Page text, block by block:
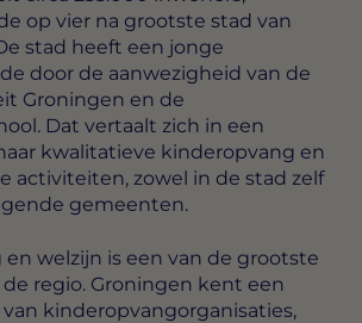
op vier na grootste stad van
stad heeft een jonge
door de aanwezigheid van de
Groningen en de
Dat vertaalt zich in een
kwalitatieve kinderopvang en
activiteiten, zowel in de stad zelf
gemeenten.
en welzijn is een van de grootste
regio. Groningen kent een
kinderopvangorganisaties,